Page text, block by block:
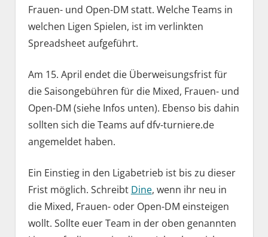
Frauen- und Open-DM statt. Welche Teams in
welchen Ligen Spielen, ist im verlinkten
Spreadsheet aufgeführt.
Am 15. April endet die Überweisungsfrist für
die Saisongebühren für die Mixed, Frauen- und
Open-DM (siehe Infos unten). Ebenso bis dahin
sollten sich die Teams auf dfv-turniere.de
angemeldet haben.
Ein Einstieg in den Ligabetrieb ist bis zu dieser
Frist möglich. Schreibt Dine, wenn ihr neu in
die Mixed, Frauen- oder Open-DM einsteigen
wollt. Sollte euer Team in der oben genannten